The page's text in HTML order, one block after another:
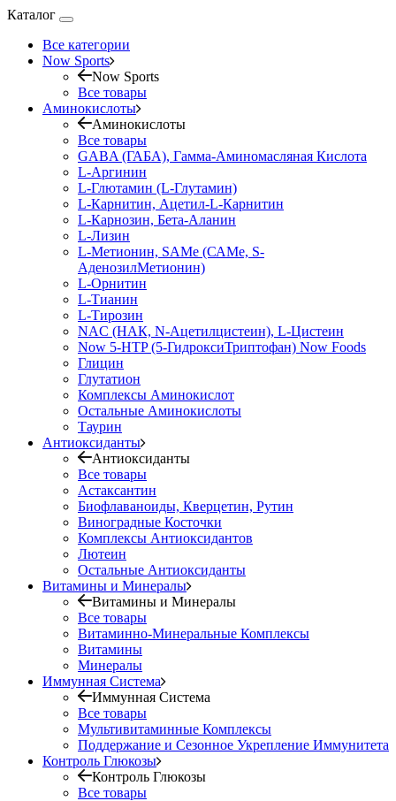
Каталог
Все категории
Now Sports
Now Sports
Все товары
Аминокислоты
Аминокислоты
Все товары
GABA (ГАБА), Гамма-Аминомасляная Кислота
L-Аргинин
L-Глютамин (L-Глутамин)
L-Карнитин, Ацетил-L-Карнитин
L-Карнозин, Бета-Аланин
L-Лизин
L-Метионин, SAMe (САМе, S-
АденозилМетионин)
L-Орнитин
L-Тианин
L-Тирозин
NAC (НАК, N-Ацетилцистеин), L-Цистеин
Now 5-HTP (5-ГидроксиТриптофан) Now Foods
Глицин
Глутатион
Комплексы Аминокислот
Остальные Аминокислоты
Таурин
Антиоксиданты
Антиоксиданты
Все товары
Астаксантин
Биофлаваноиды, Кверцетин, Рутин
Виноградные Косточки
Комплексы Антиоксидантов
Лютеин
Остальные Антиоксиданты
Витамины и Минералы
Витамины и Минералы
Все товары
Витаминно-Минеральные Комплексы
Витамины
Минералы
Иммунная Система
Иммунная Система
Все товары
Мультивитаминные Комплексы
Поддержание и Сезонное Укрепление Иммунитета
Контроль Глюкозы
Контроль Глюкозы
Все товары